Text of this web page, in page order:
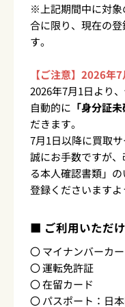
※上記期間中に対象
合に限り、現在の
す。
【ご注意】2026年
2026年7月1日より
自動的に 「身分証
だきます。
7月1日以降に買取
誠にお手数ですが
る本人確認書類」
登録くださいますよ
■ ご利用いただ
〇 マイナンバーカ
〇 運転免許証
〇 在留カード
〇 パスポート：日